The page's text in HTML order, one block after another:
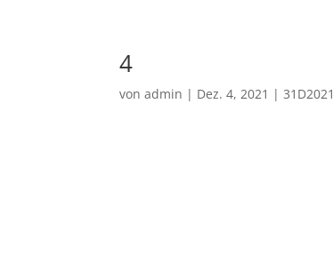
4
vonadmin | Dez. 4, 2021 |31D2021